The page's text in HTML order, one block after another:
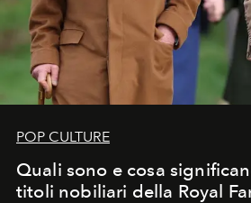
POP CULTURE
Quali sono e cosa
titoli nobiliari della Royal